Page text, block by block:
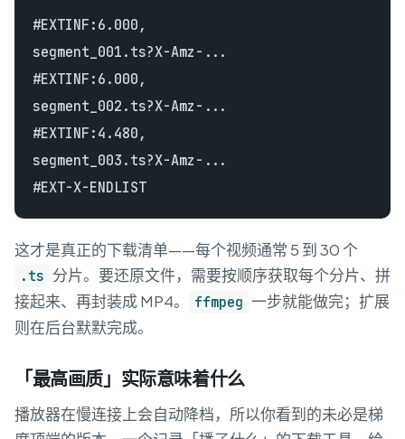
#EXTINF:6.000,
segment_001.ts?X-Amz-...
#EXTINF:6.000,
segment_002.ts?X-Amz-...
#EXTINF:4.480,
segment_003.ts?X-Amz-...
这才是真正的下载清单——每个视频通常 5 到 30 个
.ts 分片。要还原文件，需要按顺序获取每个分片、拼
接起来、再封装成 MP4。
ffmpeg 一步就能做完；扩展
则在后台默默完成。
「最高画质」实际意味着什么
播放器在慢连接上会自动降档，所以你看到的未必是梯